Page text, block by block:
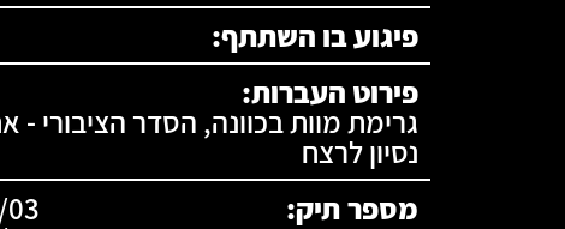
פיגוע בו השתתף:
פירוט העברות:
גרימת מוות בכוונה, הסדר הציבורי -
נסיון לרצח
מספר תיק: